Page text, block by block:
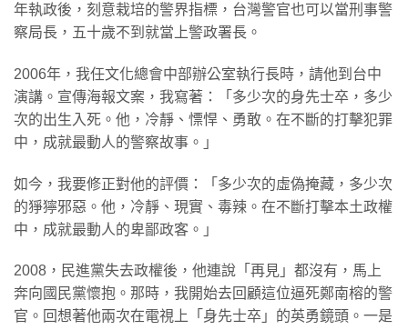
年執政後，刻意栽培的警界指標，台灣警官也可以當刑事警
察局長，五十歲不到就當上警政署長。
2006年，我任文化總會中部辦公室執行長時，請他到台中
演講。宣傳海報文案，我寫著：「多少次的身先士卒，多少
次的出生入死。他，冷靜、慓悍、勇敢。在不斷的打擊犯罪
中，成就最動人的警察故事。」
如今，我要修正對他的評價：「多少次的虛偽掩藏，多少次
的猙獰邪惡。他，冷靜、現實、毒辣。在不斷打擊本土政權
中，成就最動人的卑鄙政客。」
2008，民進黨失去政權後，他連說「再見」都沒有，馬上
奔向國民黨懷抱。那時，我開始去回顧這位逼死鄭南榕的警
官。回想著他兩次在電視上「身先士卒」的英勇鏡頭。一是